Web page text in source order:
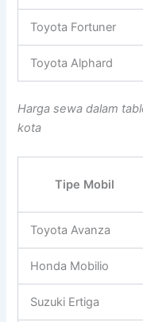
Toyota Fortuner
Toyota Alphard
Harga sewa dalam
kota
Tipe Mobil
Toyota Avanza
Honda Mobilio
Suzuki Ertiga